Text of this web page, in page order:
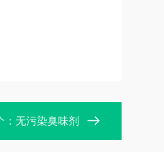
无污染臭味剂